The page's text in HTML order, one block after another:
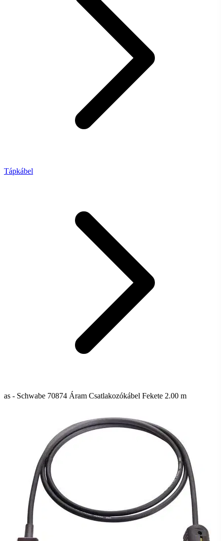
Tápkábel
as - Schwabe 70874 Áram Csatlakozókábel Fekete 2.00 m